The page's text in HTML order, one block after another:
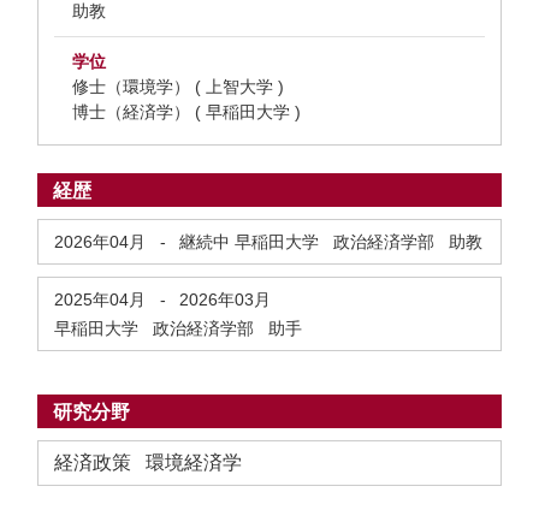
助教
学位
修士（環境学） ( 上智大学 )
博士（経済学） ( 早稲田大学 )
経歴
2026年04月 - 継続中 早稲田大学 政治経済学部 助教
2025年04月 -
2026年03月
早稲田大学 政治経済学部 助手
研究分野
経済政策 環境経済学